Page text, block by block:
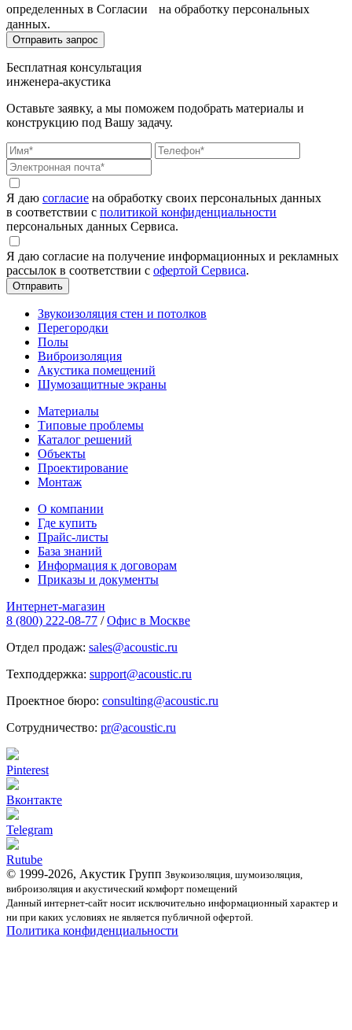
определенных в Согласии на обработку персональных
данных.
Бесплатная консультация
инженера-акустика
Оставьте заявку, а мы поможем подобрать материалы и
конструкцию под Вашу задачу.
Я даю согласие на обработку своих персональных данных
в соответствии с политикой конфиденциальности
персональных данных Сервиса.
Я даю согласие на получение информационных и рекламных
рассылок в соответствии с офертой Сервиса.
Звукоизоляция стен и потолков
Перегородки
Полы
Виброизоляция
Акустика помещений
Шумозащитные экраны
Материалы
Типовые проблемы
Каталог решений
Объекты
Проектирование
Монтаж
О компании
Где купить
Прайс-листы
База знаний
Информация к договорам
Приказы и документы
Интернет-магазин
8 (800) 222-08-77 / Офис в Москве
Отдел продаж: sales@acoustic.ru
Техподдержка: support@acoustic.ru
Проектное бюро: consulting@acoustic.ru
Сотрудничество: pr@acoustic.ru
Pinterest
Вконтакте
Telegram
Rutube
© 1999-2026, Акустик Групп Звукоизоляция, шумоизоляция,
виброизоляция и акустический комфорт помещений
Данный интернет-сайт носит исключительно информационный характер и
ни при каких условиях не является публичной офертой.
Политика конфиденциальности